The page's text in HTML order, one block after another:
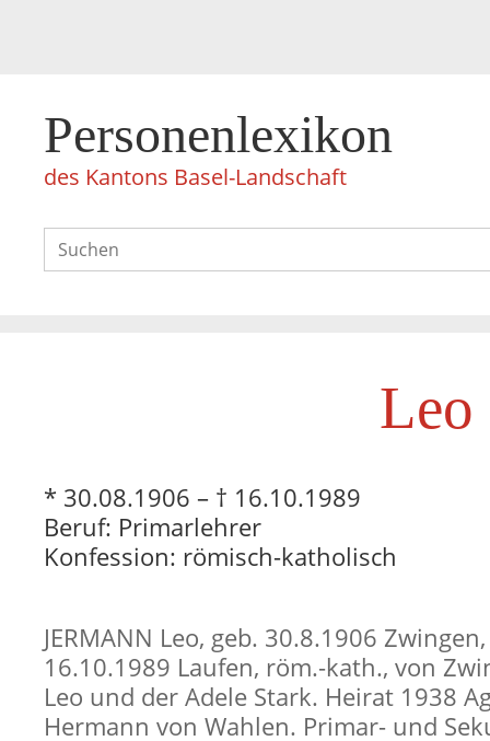
Personenlexikon
des Kantons Basel-Landschaft
Leo
* 30.08.1906 – † 16.10.1989
Beruf: Primarlehrer
Konfession: römisch-katholisch
JERMANN Leo, geb. 30.8.1906
16.10.1989 Laufen, röm.-kath., von
Leo und der Adele Stark. Heirat 1938
Hermann von Wahlen. Primar- und